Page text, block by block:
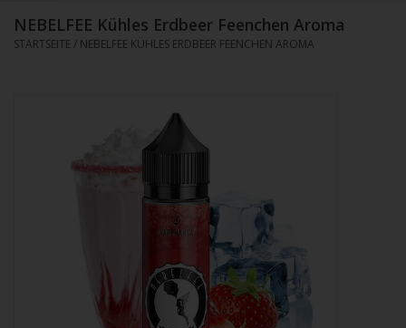
NEBELFEE Kühles Erdbeer Feenchen Aroma
STARTSEITE / NEBELFEE KÜHLES ERDBEER FEENCHEN AROMA